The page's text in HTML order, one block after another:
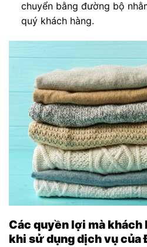
chuyển bằng đường bộ
quý khách hàng.
Các quyền lợi mà khách
khi sử dụng dịch vụ của